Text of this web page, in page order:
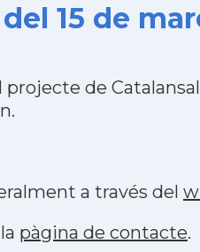
15 de
de
a través del
pàgina de contacte.